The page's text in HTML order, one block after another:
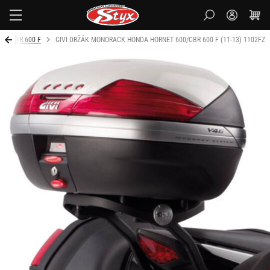
CBR 600 F GIVI DRŽÁK MONORACK HONDA HORNET 600/CBR 600 F (11-13) 1102FZ